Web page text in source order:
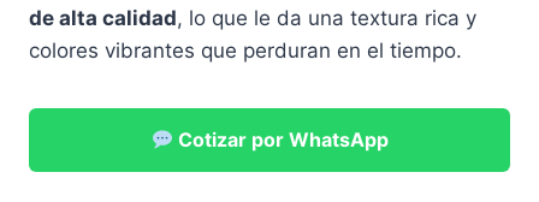
de alta calidad, lo que le da una textura rica y
colores vibrantes que perduran en el tiempo.
Cotizar por WhatsApp